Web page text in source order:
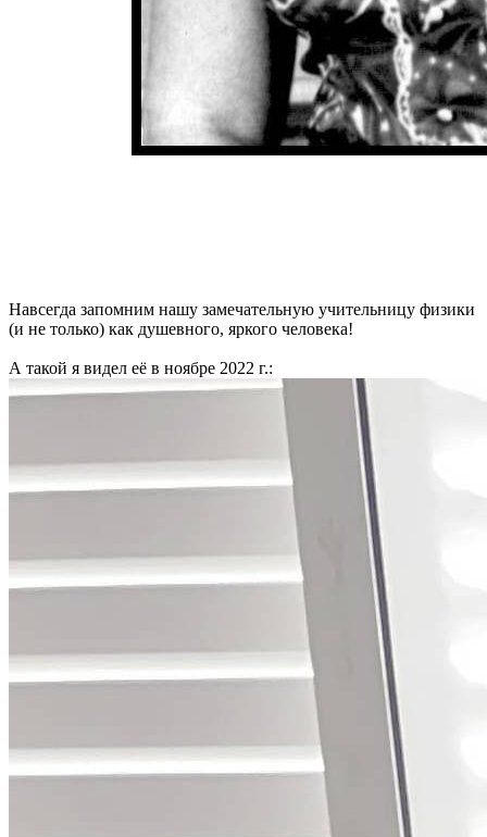
Навсегда запомним нашу замечательную учительницу физики
(и не только) как душевного, яркого человека!
А такой я видел её в ноябре 2022 г.: